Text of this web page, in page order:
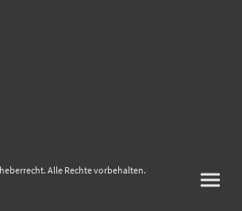
Alle Rechte vorbehalten.